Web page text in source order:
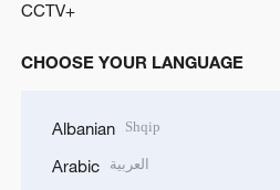
CCTV+
CHOOSE YOUR LANGUAGE
Albanian Shqip
Arabic العربية